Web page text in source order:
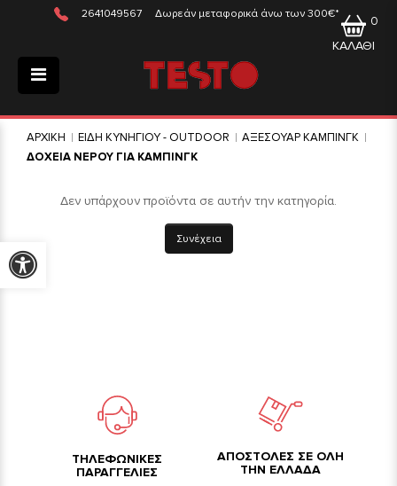
2641049567 Δωρεάν μεταφορικά άνω των 300€*
ΚΑΛΑΘΙ
0
ΑΡΧΙΚΗ ΕΙΔΗ ΚΥΝΗΓΙΟΥ - OUTDOOR
ΑΞΕΣΟΥΑΡ ΚΑΜΠΙΝΓΚ
ΔΟΧΕΙΑ ΝΕΡΟΥ ΓΙΑ ΚΑΜΠΙΝΓΚ
Δεν υπάρχουν προϊόντα σε αυτήν την κατηγορία.
Συνέχεια
TΗΛΕΦΩΝΙΚΕΣ
ΠΑΡΑΓΓΕΛΙΕΣ
ΑΠΟΣΤΟΛΕΣ ΣΕ ΟΛΗ
ΤΗΝ ΕΛΛΑΔΑ
Προσβασιμότητα